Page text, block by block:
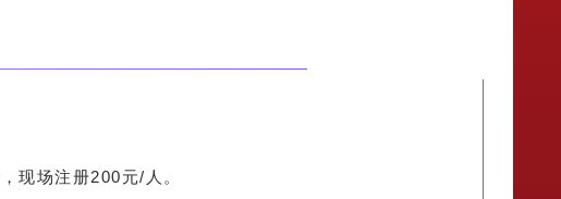
，现场注册200元/人。